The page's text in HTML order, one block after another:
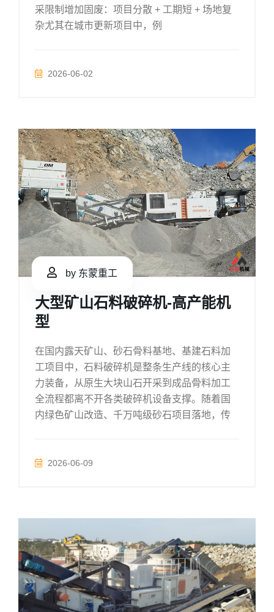
采限制增加固废：项目分散 + 工期短 + 场地复
杂尤其在城市更新项目中，例
2026-06-02
by 东蒙重工
大型矿山石料破碎机-高产能机
型
在国内露天矿山、砂石骨料基地、基建石料加
工项目中，石料破碎机是整条生产线的核心主
力装备，从原生大块山石开采到成品骨料加工
全流程都离不开各类破碎机设备支撑。随着国
内绿色矿山改造、千万吨级砂石项目落地，传
2026-06-09